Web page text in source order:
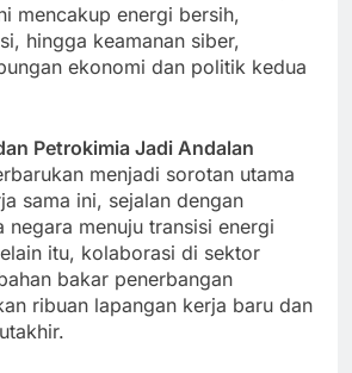
mencakup energi bersih,
hingga keamanan siber,
ekonomi dan politik kedua
Petrokimia Jadi Andalan
menjadi sorotan utama
sama ini, sejalan dengan
negara menuju transisi energi
itu, kolaborasi di sektor
bakar penerbangan
ribuan lapangan kerja baru dan